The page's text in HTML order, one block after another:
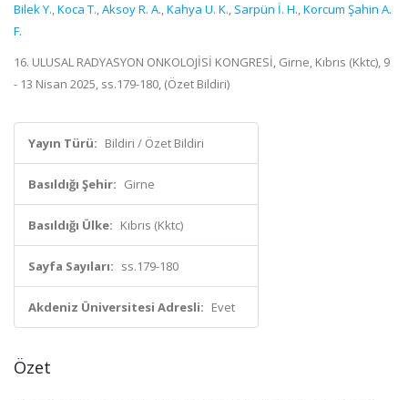
Bilek Y.,Koca T.,Aksoy R. A.,Kahya U. K., Sarpün İ. H.,Korcum Şahin A.
F.
16. ULUSAL RADYASYON ONKOLOJİSİ KONGRESİ, Girne, Kıbrıs (Kktc), 9
- 13 Nisan 2025, ss.179-180, (Özet Bildiri)
Yayın Türü: Bildiri / Özet Bildiri
Basıldığı Şehir: Girne
Basıldığı Ülke: Kıbrıs (Kktc)
Sayfa Sayıları: ss.179-180
Akdeniz Üniversitesi Adresli: Evet
Özet